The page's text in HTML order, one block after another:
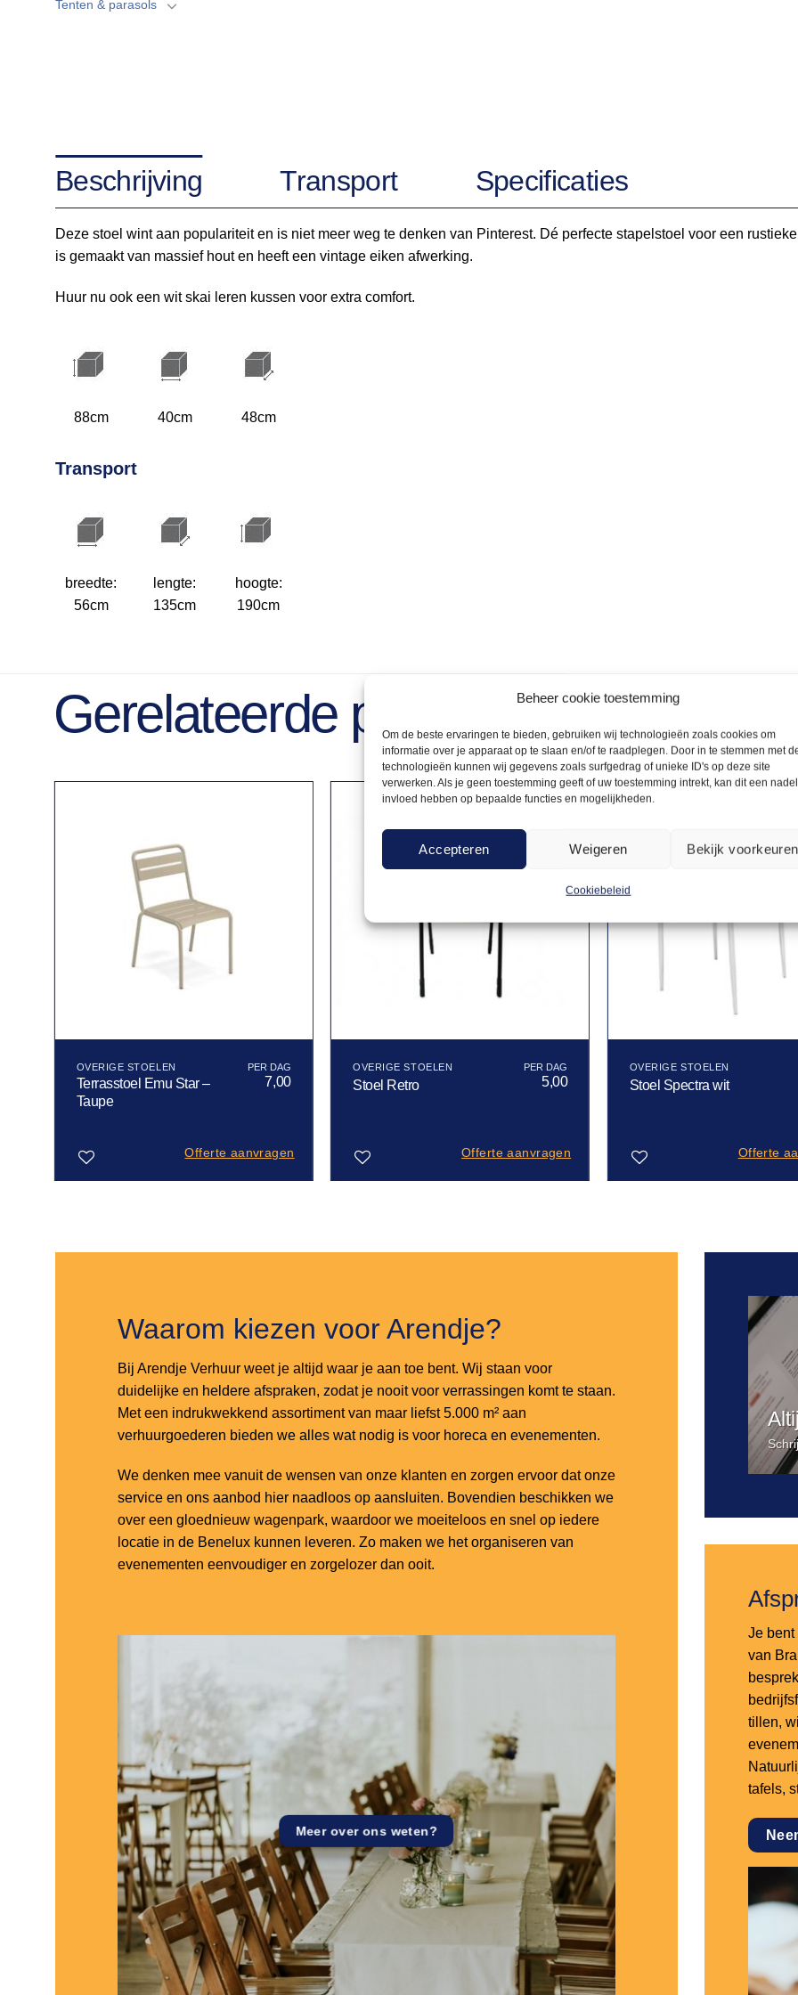
Beheer cookie toestemming
Om de beste ervaringen te bieden, gebruiken wij technologieën zoals cookies om
informatie over je apparaat op te slaan en/of te raadplegen. Door in te stemmen met
technologieën kunnen wij gegevens zoals surfgedrag of unieke ID's op deze site
verwerken. Als je geen toestemming geeft of uw toestemming intrekt, kan dit een
invloed hebben op bepaalde functies en mogelijkheden.
Accepteren Weigeren Bekijk voorkeuren
Cookiebeleid
Tenten & parasols
Beschrijving Transport Specificaties
Deze stoel wint aan populariteit en is niet meer weg te denken van Pinterest. Dé perfecte stapelstoel voor een
is gemaakt van massief hout en heeft een vintage eiken afwerking.
Huur nu ook een wit skai leren kussen voor extra comfort.
88cm 40cm 48cm
Transport
breedte:
56cm
lengte:
135cm
hoogte:
190cm
Gerelateerde producten
OVERIGE STOELEN
Terrasstoel Emu Star –
Taupe
7,00
Offerte aanvragen
OVERIGE STOELEN
Stoel Retro 5,00
Offerte aanvragen
OVERIGE STOELEN
Stoel Spectra wit
Offerte
Waarom kiezen voor Arendje?
Bij Arendje Verhuur weet je altijd waar je aan toe bent. Wij staan voor
duidelijke en heldere afspraken, zodat je nooit voor verrassingen komt te staan.
Met een indrukwekkend assortiment van maar liefst 5.000 m² aan
verhuurgoederen bieden we alles wat nodig is voor horeca en evenementen.
We denken mee vanuit de wensen van onze klanten en zorgen ervoor dat onze
service en ons aanbod hier naadloos op aansluiten. Bovendien beschikken we
over een gloednieuw wagenpark, waardoor we moeiteloos en snel op iedere
locatie in de Benelux kunnen leveren. Zo maken we het organiseren van
evenementen eenvoudiger en zorgelozer dan ooit.
Meer over ons weten?
Je
van
tillen,
tafels,